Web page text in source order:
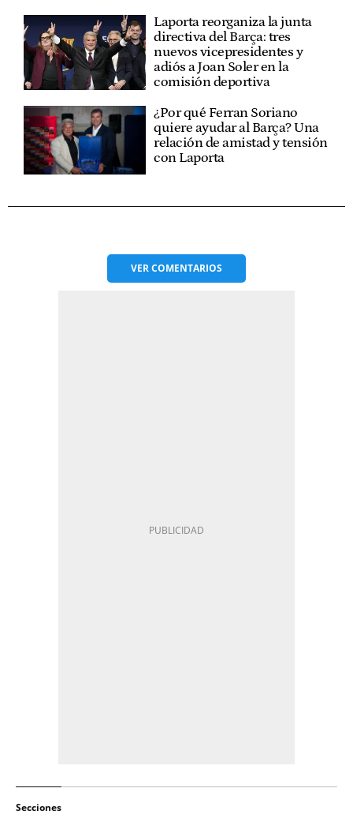
Laporta reorganiza la junta
directiva del Barça: tres
nuevos vicepresidentes y
adiós a Joan Soler en la
comisión deportiva
¿Por qué Ferran Soriano
quiere ayudar al Barça? Una
relación de amistad y tensión
con Laporta
VERCOMENTARIOS
Secciones